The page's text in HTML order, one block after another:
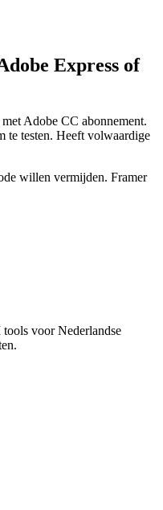
Express of
Adobe CC abonnement.
te testen. Heeft volwaardige
willen vermijden. Framer
voor Nederlandse